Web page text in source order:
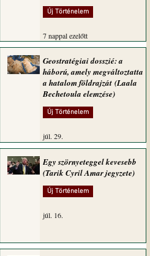
Új Történelem
7 nappal ezelőtt
Geostratégiai dosszié: a
háború, amely megváltoztatta
a hatalom földrajzát (Laala
Bechetoula elemzése)
Új Történelem
júl. 29.
Egy szörnyeteggel kevesebb
(Tarik Cyril Amar jegyzete)
Új Történelem
júl. 16.